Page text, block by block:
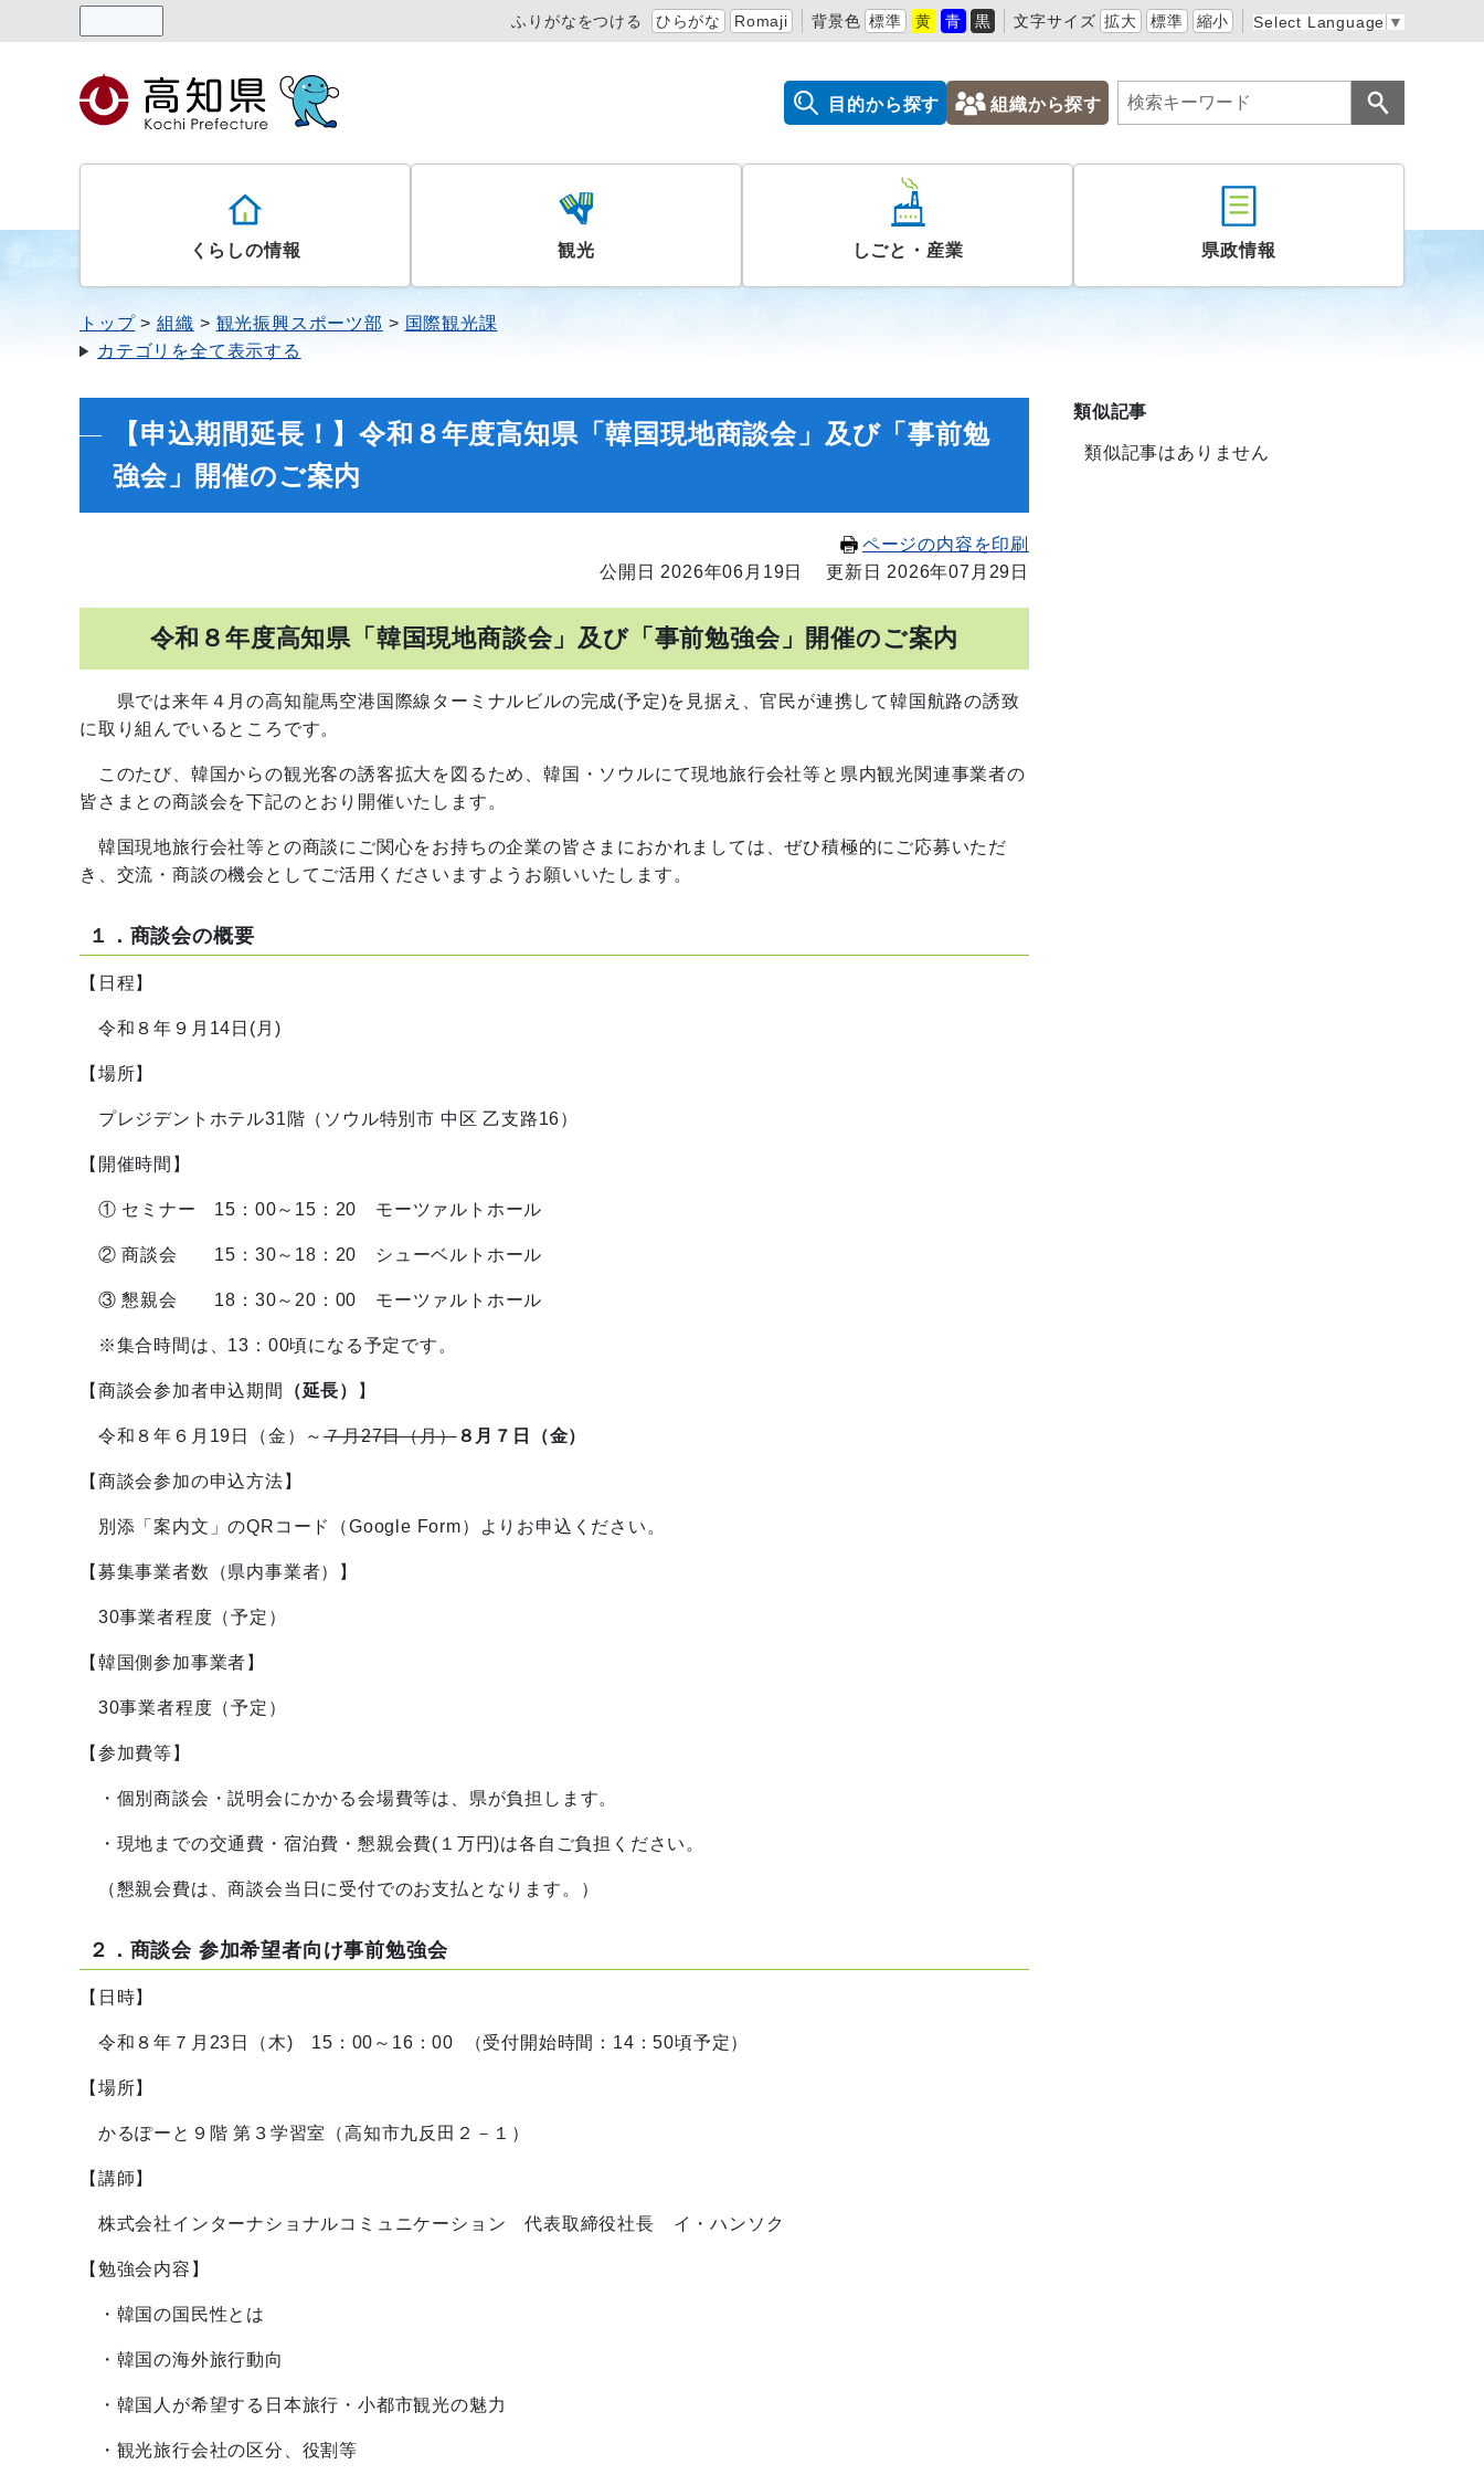
ふりがなをつける ひらがな Romaji 背景色 標準 黄 青 黒 文字サイズ 拡大 標準 縮小 Select Language ▼
目的から探す 組織から探す
くらしの情報 観光 しごと・産業 県政情報
トップ 組織 観光振興スポーツ部
国際観光課
カテゴリを全て表示する
【申込期間延長！】令和８年度高知県「韓国現地商談会」及び「事前勉
強会」開催のご案内
ページの内容を印刷
公開日 2026年06月19日
更新日 2026年07月29日
令和８年度高知県「韓国現地商談会」及び「事前勉強会」開催のご案内
県では来年４月の高知龍馬空港国際線ターミナルビルの完成(予定)を見据え、官民が連携して韓国航路の誘致
に取り組んでいるところです。
このたび、韓国からの観光客の誘客拡大を図るため、韓国・ソウルにて現地旅行会社等と県内観光関連事業者の
皆さまとの商談会を下記のとおり開催いたします。
韓国現地旅行会社等との商談にご関心をお持ちの企業の皆さまにおかれましては、ぜひ積極的にご応募いただ
き、交流・商談の機会としてご活用くださいますようお願いいたします。
１．商談会の概要
【日程】
令和８年９月14日(月)
【場所】
プレジデントホテル31階（ソウル特別市 中区 乙支路16）
【開催時間】
① セミナー 15：00～15：20 モーツァルトホール
② 商談会 15：30～18：20 シューベルトホール
③ 懇親会 18：30～20：00 モーツァルトホール
※集合時間は、13：00頃になる予定です。
【商談会参加者申込期間 （延長） 】
令和８年６月19日（金）～７月27日（月）８月７日（金）
【商談会参加の申込方法】
別添「案内文」のQRコード（Google Form）よりお申込ください。
【募集事業者数（県内事業者）】
30事業者程度（予定）
【韓国側参加事業者】
30事業者程度（予定）
【参加費等】
・個別商談会・説明会にかかる会場費等は、県が負担します。
・現地までの交通費・宿泊費・懇親会費(１万円)は各自ご負担ください。
（懇親会費は、商談会当日に受付でのお支払となります。）
２．商談会 参加希望者向け事前勉強会
【日時】
令和８年７月23日（木) 15：00～16：00 （受付開始時間：14：50頃予定）
【場所】
かるぽーと９階 第３学習室（高知市九反田２－１）
【講師】
株式会社インターナショナルコミュニケーション 代表取締役社長 イ・ハンソク
【勉強会内容】
・韓国の国民性とは
・韓国の海外旅行動向
・韓国人が希望する日本旅行・小都市観光の魅力
・観光旅行会社の区分、役割等
類似記事
類似記事はありません